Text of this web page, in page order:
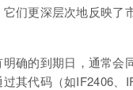
们更深层次地反映
明确的到期日，通常会
其代码（如IF2406